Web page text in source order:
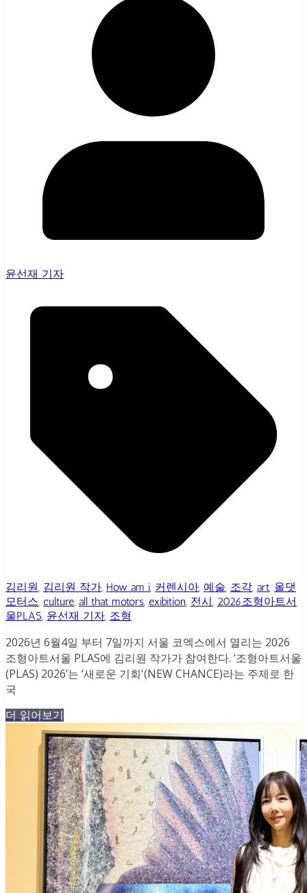
윤선재 기자
김리원, 김리원 작가, How am i, 커렌시아, 예술, 조각, art, 올댓
모터스, culture, all that motors, exibition, 전시, 2026조형아트서
울PLAS, 윤선재 기자, 조형
2026년 6월4일 부터 7일까지 서울 코엑스에서 열리는 2026
조형아트서울 PLAS에 김리원 작가가 참여한다. ‘조형아트서울
(PLAS) 2026’는 ‘새로운 기회'(NEW CHANCE)라는 주제로 한
국
더 읽어보기